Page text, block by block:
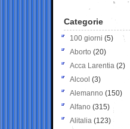
Categorie
100 giorni (5)
Aborto (20)
Acca Larentia (2)
Alcool (3)
Alemanno (150)
Alfano (315)
Alitalia (123)